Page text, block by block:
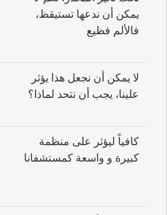
يمكن أن ندعها تستيقظ،
فالألم فظيع
لا يمكن أن نجعل هذا يؤثر
علينا، يجب أن نتحد لماذا؟
كافياً ليؤثر على منظمة
كبيرة و واسعة كمستشفانا